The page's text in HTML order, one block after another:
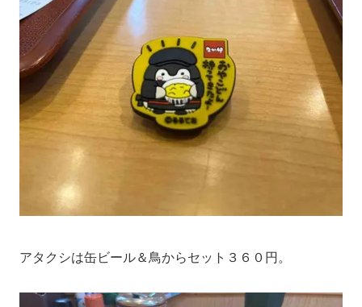
アタクシは缶ビール＆鳥からセット３６０円。